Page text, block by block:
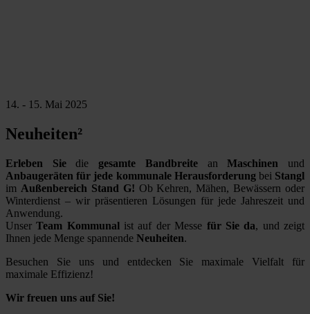
14. - 15. Mai 2025
Neuheiten²
Erleben Siedie gesamte Bandbreite anMaschinen und
Anbaugeräten für jede kommunale Herausforderung bei Stangl
im Außenbereich Stand G! Ob Kehren, Mähen, Bewässern oder
Winterdienst – wir präsentieren Lösungen für jede Jahreszeit und
Anwendung.
UnserTeam Kommunalist auf der Messe für Sie da, und zeigt
Ihnen jede Menge spannende Neuheiten.
Besuchen Sie uns und entdecken Sie maximale Vielfalt für
maximale Effizienz!
Wir freuen uns auf Sie!